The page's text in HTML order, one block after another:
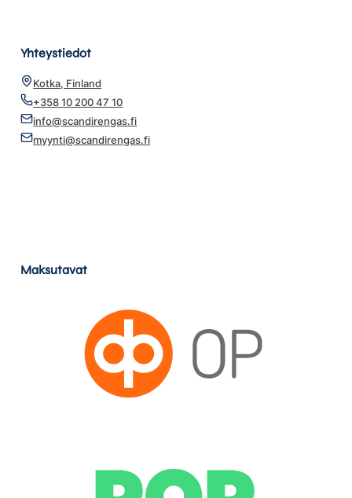
Yhteystiedot
Kotka, Finland
+358 10 200 47 10
info@scandirengas.fi
myynti@scandirengas.fi
Maksutavat